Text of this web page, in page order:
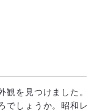
観を見つけました。
でしょうか。昭和レ